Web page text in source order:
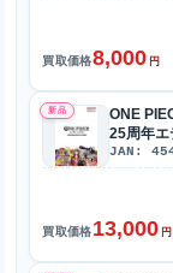
買取価格8,000 円
新品
ONE
25周年エ
JAN:
買取価格13,000 円